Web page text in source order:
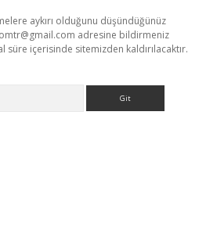
aykırı olduğunu düşündüğünüz
adresine bildirmeniz
süre içerisinde sitemizden kaldırılacaktır.